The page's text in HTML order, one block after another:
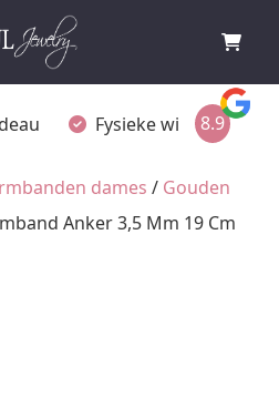
Gratis achteraf betalen
8.9
dames / Gouden
Anker 3,5 Mm 19 Cm